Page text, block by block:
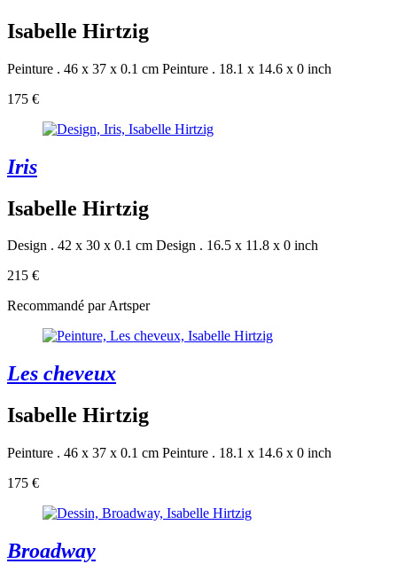
Isabelle Hirtzig
Peinture . 46 x 37 x 0.1 cm Peinture . 18.1 x 14.6 x 0 inch
175 €
Iris
Isabelle Hirtzig
Design . 42 x 30 x 0.1 cm Design . 16.5 x 11.8 x 0 inch
215 €
Recommandé par Artsper
Les cheveux
Isabelle Hirtzig
Peinture . 46 x 37 x 0.1 cm Peinture . 18.1 x 14.6 x 0 inch
175 €
Broadway